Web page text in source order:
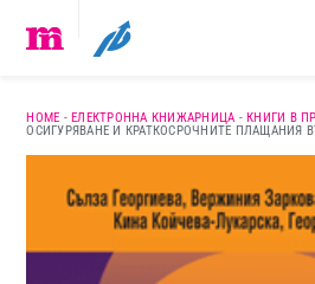
HOME -ЕЛЕКТРОННА КНИЖАРНИЦА -КНИГИ В
ОСИГУРЯВАНЕ И КРАТКОСРОЧНИТЕ ПЛАЩАНИЯ